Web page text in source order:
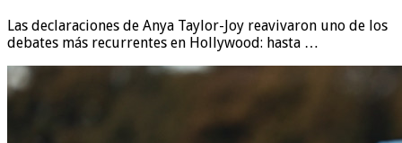
Las declaraciones de Anya Taylor-Joy reavivaron uno de los
debates más recurrentes en Hollywood: hasta …